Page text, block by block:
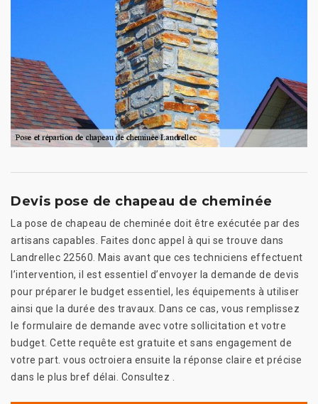
Devis pose de chapeau de cheminée
La pose de chapeau de cheminée doit être exécutée par des
artisans capables. Faites donc appel à qui se trouve dans
Landrellec 22560. Mais avant que ces techniciens effectuent
l’intervention, il est essentiel d’envoyer la demande de devis
pour préparer le budget essentiel, les équipements à utiliser
ainsi que la durée des travaux. Dans ce cas, vous remplissez
le formulaire de demande avec votre sollicitation et votre
budget. Cette requête est gratuite et sans engagement de
votre part. vous octroiera ensuite la réponse claire et précise
dans le plus bref délai. Consultez .